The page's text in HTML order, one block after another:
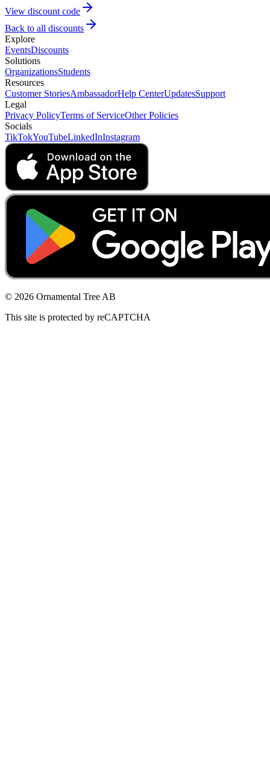
View discount code
Back to all discounts
Explore
EventsDiscounts
Solutions
OrganizationsStudents
Resources
Customer StoriesAmbassadorHelp CenterUpdatesSupport
Legal
Privacy PolicyTerms of ServiceOther Policies
Socials
TikTokYouTubeLinkedInInstagram
© 2026 Ornamental Tree AB
This site is protected by reCAPTCHA